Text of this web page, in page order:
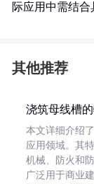
际应用中需结合
其他推荐
浇筑母线槽
本文详细介绍
应用领域。其
机械、防火和
广泛用于商业